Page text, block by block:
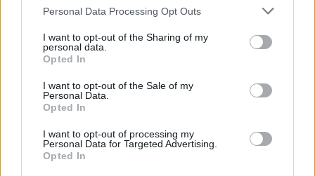
This information may also be disclosed by us to third parties
disclose it to other third parties.
Please note that this website/app uses one or more Google
services and may gather and store information including but
not limited to your visit or usage behaviour. You may click to
grant or deny consent to Google and its third-party tags to
consent section.
Personal Data Processing Opt Outs
I want to opt-out of the Sharing of my
personal data.
Opted In
I want to opt-out of the Sale of my
Personal Data.
Opted In
I want to opt-out of processing my
Personal Data for Targeted Advertising.
Opted In
Investieren24
News Hub UK